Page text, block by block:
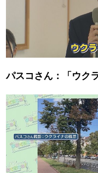
パスコさん：「ウク